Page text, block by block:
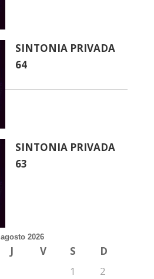
SINTONIA PRIVADA
64
SINTONIA PRIVADA
63
agosto 2026
J V S
D
1
2